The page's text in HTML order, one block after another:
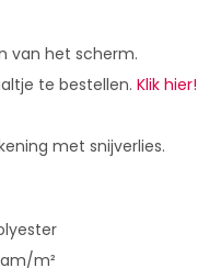
van het scherm.
te bestellen. Klik hier!
met snijverlies.
m²